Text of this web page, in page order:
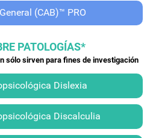
(CAB)™ PRO
PATOLOGÍAS*
sólo sirven para fines de investigación
Dislexia
Discalculia